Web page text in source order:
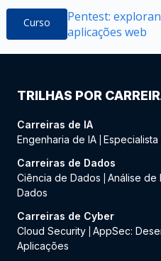
Curso
Pentest:
aplicações web
TRILHAS POR
Carreiras de IA
Engenharia de IA Especialista
Carreiras de Dados
Ciência de Dados
Análise de
Dados
Carreiras de Cyber
Cloud Security AppSec:
Aplicações